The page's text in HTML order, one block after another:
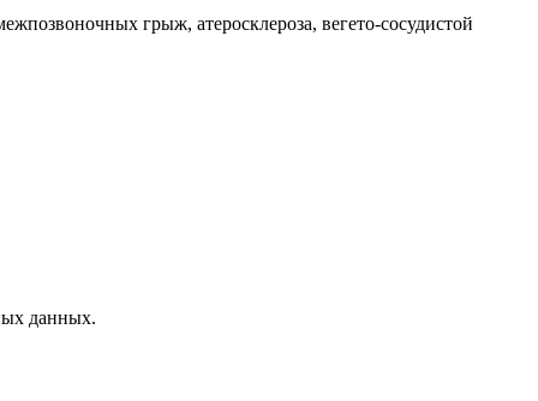
грыж, атеросклероза, вегето-сосудистой
данных.